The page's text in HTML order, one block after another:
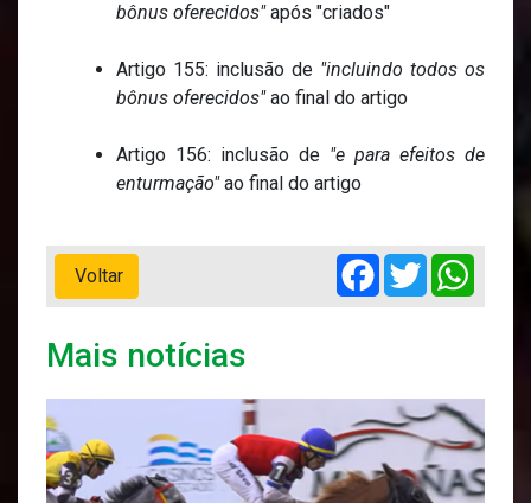
bônus oferecidos"após "criados"
Artigo 155: inclusão de "incluindo todos os
bônus oferecidos"ao final do artigo
Artigo 156: inclusão de "e para efeitos de
enturmação"ao final do artigo
Voltar
Facebook
Twitter
Mais notícias